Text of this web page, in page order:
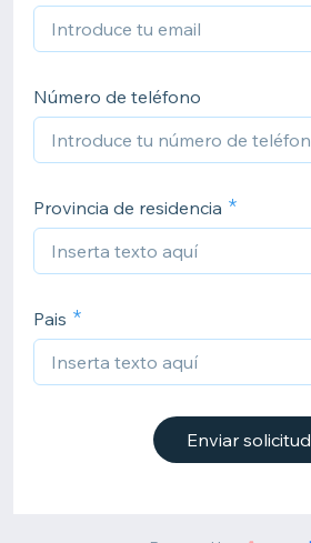
Número de teléfono
Provincia de residencia
Pais
Enviar solicitud